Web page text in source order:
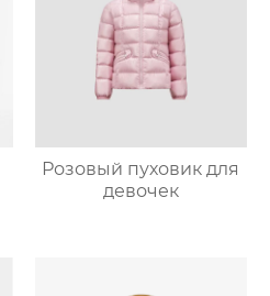
Розовый пуховик для
девочек